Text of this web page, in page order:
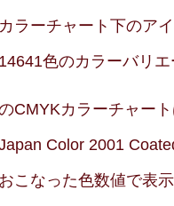
ラーチャート下のア
色のカラーバリ
CMYKカラーチャー
Color 2001
こなった色数値で表